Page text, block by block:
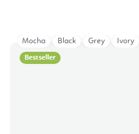
Bestseller
Mocha Black Grey Ivory